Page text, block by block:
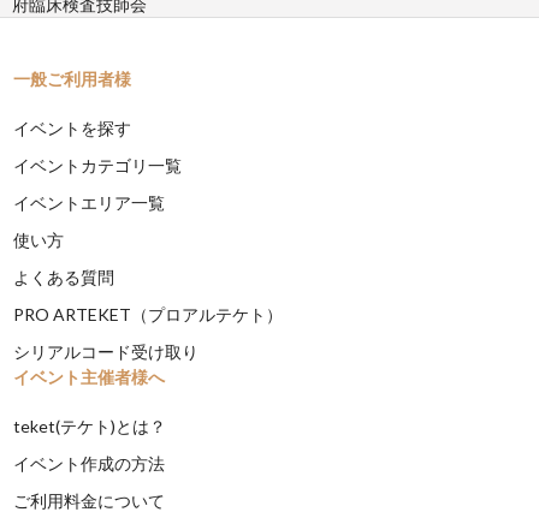
府臨床検査技師会
一般ご利用者様
イベントを探す
イベントカテゴリ一覧
イベントエリア一覧
使い方
よくある質問
PRO ARTEKET（プロアルテケト）
シリアルコード受け取り
イベント主催者様へ
teket(テケト)とは？
イベント作成の方法
ご利用料金について